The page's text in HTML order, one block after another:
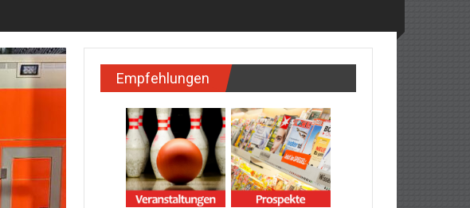
Empfehlungen